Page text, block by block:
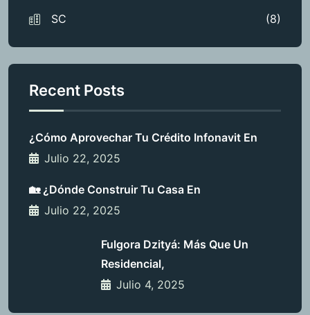
SC (8)
Recent Posts
¿Cómo Aprovechar Tu Crédito Infonavit En
Julio 22, 2025
🏡 ¿Dónde Construir Tu Casa En
Julio 22, 2025
Fulgora Dzityá: Más Que Un
Residencial,
Julio 4, 2025